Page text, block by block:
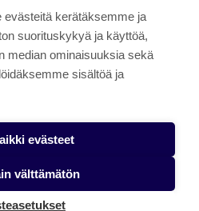
kerätäksemme ja
suorituskykyä ja käyttöä,
median ominaisuuksia sekä
sisältöä ja
evästeet
välttämätön